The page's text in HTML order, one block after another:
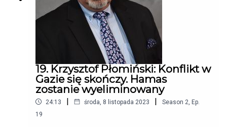
19. Krzysztof Płomiński: Konflikt w
Gazie się skończy. Hamas
zostanie wyeliminowany
24:13 | środa, 8 listopada 2023 | Season 2 Ep.
19